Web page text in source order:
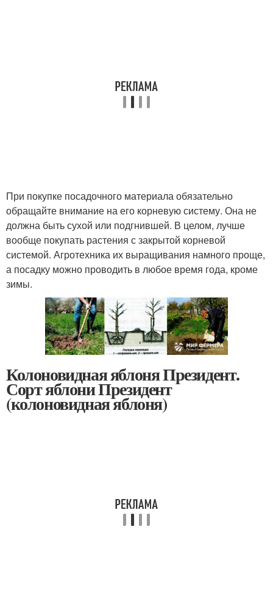
При покупке посадочного материала обязательно
обращайте внимание на его корневую систему. Она не
должна быть сухой или подгнившей. В целом, лучше
вообще покупать растения с закрытой корневой
системой. Агротехника их выращивания намного проще,
а посадку можно проводить в любое время года, кроме
зимы.
Колоновидная яблоня Президент.
Сорт яблони Президент
(колоновидная яблоня)